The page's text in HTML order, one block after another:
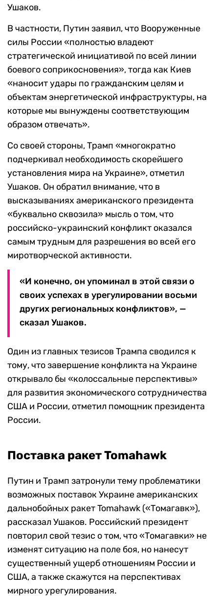
Ушаков.
В частности, Путин заявил, что Вооруженные
силы России «полностью владеют
стратегической инициативой по всей линии
боевого соприкосновения», тогда как Киев
«наносит удары по гражданским целям и
объектам энергетической инфраструктуры, на
которые мы вынуждены соответствующим
образом отвечать».
Со своей стороны, Трамп «многократно
подчеркивал необходимость скорейшего
установления мира на Украине», отметил
Ушаков. Он обратил внимание, что в
высказываниях американского президента
«буквально сквозила» мысль о том, что
российско-украинский конфликт оказался
самым трудным для разрешения во всей его
миротворческой активности.
«И конечно, он упоминал в этой связи о
своих успехах в урегулировании восьми
других региональных конфликтов», —
сказал Ушаков.
Один из главных тезисов Трампа сводился к
тому, что завершение конфликта на Украине
открывало бы «колоссальные перспективы»
для развития экономического сотрудничества
США и России, отметил помощник президента
России.
Поставка ракет Tomahawk
Путин и Трамп затронули тему проблематики
возможных поставок Украине американских
дальнобойных ракет Tomahawk («Томагавк»),
рассказал Ушаков. Российский президент
повторил свой тезис о том, что «Томагавки» не
изменят ситуацию на поле боя, но нанесут
существенный ущерб отношениям России и
США, а также скажутся на перспективах
мирного урегулирования.